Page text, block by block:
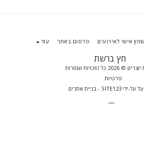
חץ ברשת
© 2026 כל הזכויות שמורות
פרטיות
על-ידיSITE123
- בניית אתרים
אישי לאירועים פרסום באתר עוד